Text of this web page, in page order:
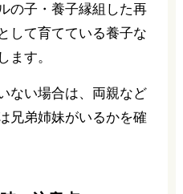
の子・養子縁組した再
して育てている養子な
ます。
ない場合は、両親など
兄弟姉妹がいるかを確